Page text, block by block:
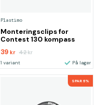
Plastimo
Monteringsclips for
Contest 130 kompass
39 kr 42kr
1 variant På lager
SPAR 6%